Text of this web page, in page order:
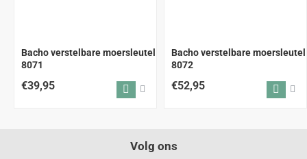
Bacho verstelbare moersleutel
8071
€39,95
Bacho verstelbare moersleutel
8072
€52,95
Volg ons